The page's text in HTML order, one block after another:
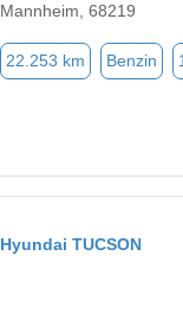
Mannheim, 68219
22.253 km Benzin
Hyundai TUCSON